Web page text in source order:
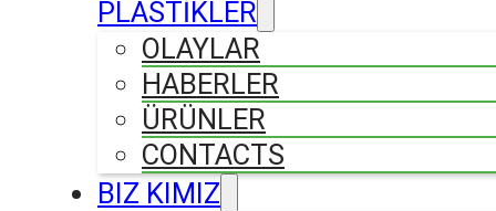
PLASTİKLER
OLAYLAR
HABERLER
ÜRÜNLER
CONTACTS
BIZ KIMIZ